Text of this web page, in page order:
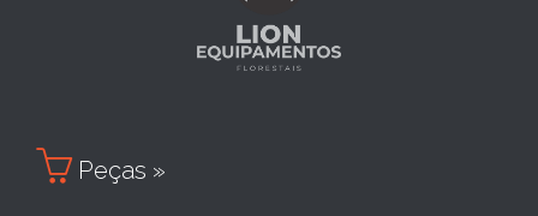
 Peças »